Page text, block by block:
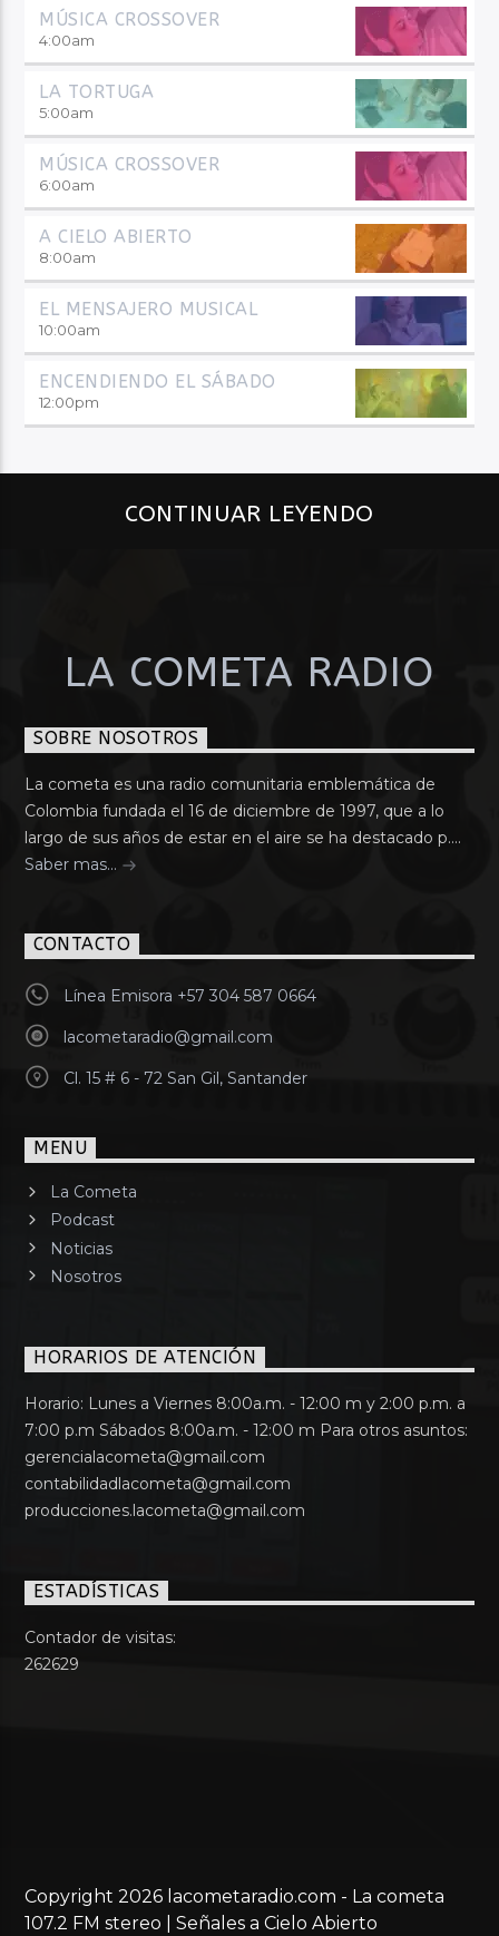
MÚSICA CROSSOVER
4:00am
LA TORTUGA
5:00am
MÚSICA CROSSOVER
6:00am
A CIELO ABIERTO
8:00am
EL MENSAJERO MUSICAL
10:00am
ENCENDIENDO EL SÁBADO
12:00pm
CONTINUAR LEYENDO
LA COMETA RADIO
SOBRE NOSOTROS
La cometa es una radio comunitaria emblemática de
Colombia fundada el 16 de diciembre de 1997, que a lo
largo de sus años de estar en el aire se ha destacado p....
Saber mas...
CONTACTO
Línea Emisora +57 304 587 0664
lacometaradio@gmail.com
Cl. 15 # 6 - 72 San Gil, Santander
MENU
La Cometa
Podcast
Noticias
Nosotros
HORARIOS DE ATENCIÓN
Horario: Lunes a Viernes 8:00a.m. - 12:00 m y 2:00 p.m. a
7:00 p.m Sábados 8:00a.m. - 12:00 m Para otros asuntos:
gerencialacometa@gmail.com
contabilidadlacometa@gmail.com
producciones.lacometa@gmail.com
ESTADÍSTICAS
Contador de visitas:
262629
Copyright 2026 lacometaradio.com - La cometa
107.2 FM stereo | Señales a Cielo Abierto